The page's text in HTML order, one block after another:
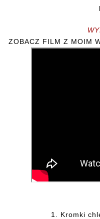
ZOBACZ FILM Z MOIM
1. Kromki